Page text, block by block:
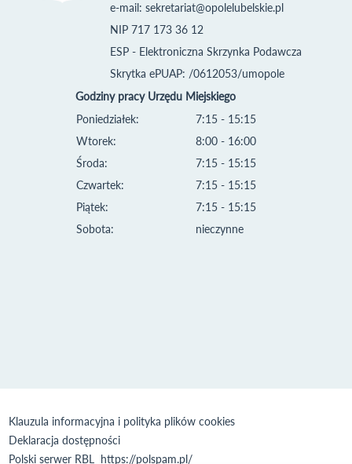
e-mail: sekretariat@opolelubelskie.pl
NIP 717 173 36 12
ESP - Elektroniczna Skrzynka Podawcza
Skrytka ePUAP: /0612053/umopole
Godziny pracy Urzędu Miejskiego
Poniedziałek:
Wtorek:
Środa:
Czwartek:
Piątek:
Sobota:
7:15 - 15:15
8:00 - 16:00
7:15 - 15:15
7:15 - 15:15
7:15 - 15:15
nieczynne
Klauzula informacyjna i polityka plików cookies
Deklaracja dostępności
Polski serwer RBL https://polspam.pl/